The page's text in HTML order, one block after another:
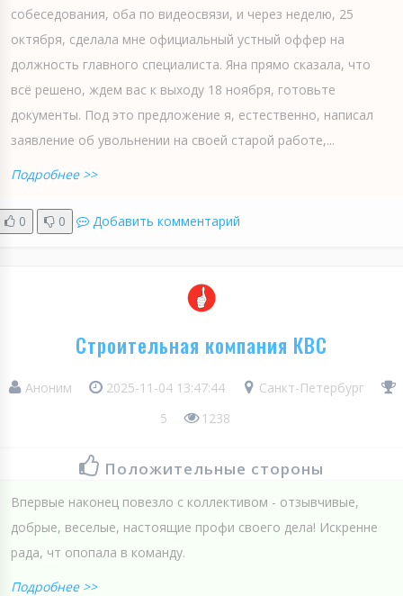
собеседования, оба по видеосвязи, и через неделю, 25
октября, сделала мне официальный устный оффер на
должность главного специалиста. Яна прямо сказала, что
всё решено, ждем вас к выходу 18 ноября, готовьте
документы. Под это предложение я, естественно, написал
заявление об увольнении на своей старой работе,...
Подробнее >>
0 0 Добавить комментарий
Строительная компания КВС
Аноним 2025-11-04 13:47:44
Санкт-Петербург
5
1238
Положительные стороны
Впервые наконец повезло с коллективом - отзывчивые,
добрые, веселые, настоящие профи своего дела! Искренне
рада, чт опопала в команду.
Подробнее >>